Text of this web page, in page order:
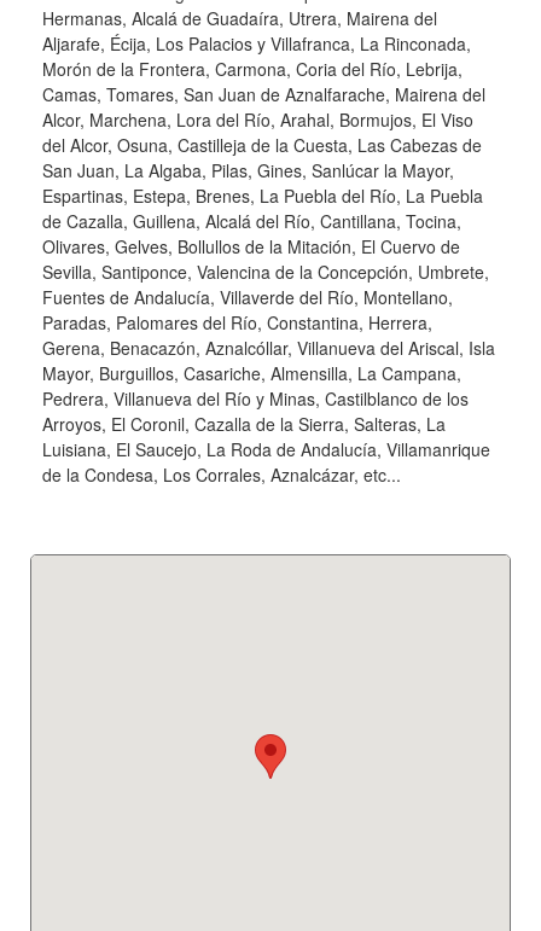
Hermanas, Alcalá de Guadaíra, Utrera, Mairena del
Aljarafe, Écija, Los Palacios y Villafranca, La Rinconada,
Morón de la Frontera, Carmona, Coria del Río, Lebrija,
Camas, Tomares, San Juan de Aznalfarache, Mairena del
Alcor, Marchena, Lora del Río, Arahal, Bormujos, El Viso
del Alcor, Osuna, Castilleja de la Cuesta, Las Cabezas de
San Juan, La Algaba, Pilas, Gines, Sanlúcar la Mayor,
Espartinas, Estepa, Brenes, La Puebla del Río, La Puebla
de Cazalla, Guillena, Alcalá del Río, Cantillana, Tocina,
Olivares, Gelves, Bollullos de la Mitación, El Cuervo de
Sevilla, Santiponce, Valencina de la Concepción, Umbrete,
Fuentes de Andalucía, Villaverde del Río, Montellano,
Paradas, Palomares del Río, Constantina, Herrera,
Gerena, Benacazón, Aznalcóllar, Villanueva del Ariscal, Isla
Mayor, Burguillos, Casariche, Almensilla, La Campana,
Pedrera, Villanueva del Río y Minas, Castilblanco de los
Arroyos, El Coronil, Cazalla de la Sierra, Salteras, La
Luisiana, El Saucejo, La Roda de Andalucía, Villamanrique
de la Condesa, Los Corrales, Aznalcázar, etc...